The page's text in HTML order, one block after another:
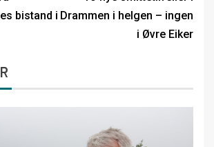
bistand i Drammen i helgen – ingen
i Øvre Eiker